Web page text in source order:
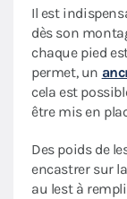
Il est
dès son
chaque pied
permet, un
cela est
être mis en
Des poids de
encastrer sur
au lest à